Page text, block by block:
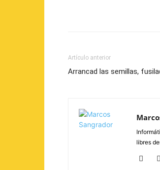
Artículo anterior
Arrancad las semillas,
libres